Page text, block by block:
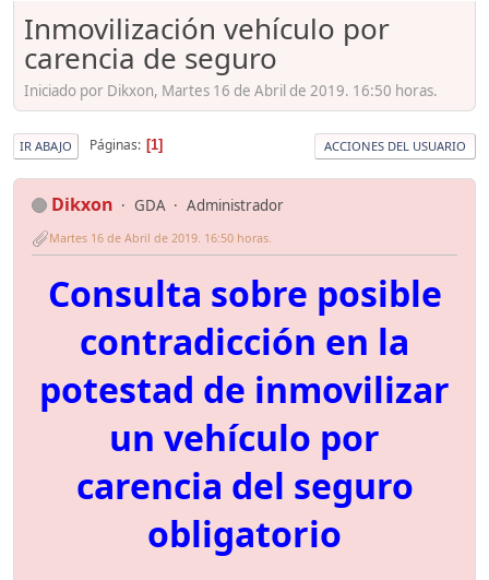
Inmovilización vehículo por
carencia de seguro
Iniciado por Dikxon, Martes 16 de Abril de 2019. 16:50 horas.
IR ABAJO Páginas 1 ACCIONES DEL USUARIO
Dikxon GDA Administrador
Martes 16 de Abril de 2019. 16:50 horas.
Consulta sobre posible
contradicción en la
potestad de inmovilizar
un vehículo por
carencia del seguro
obligatorio